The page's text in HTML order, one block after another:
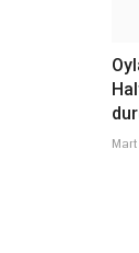
Mart